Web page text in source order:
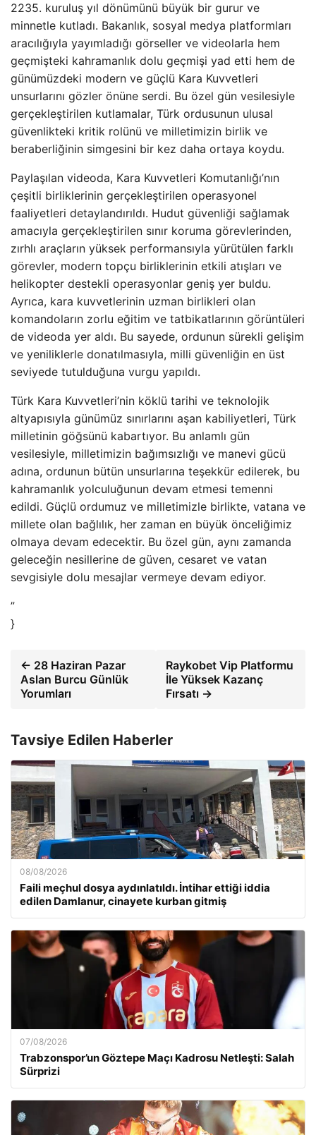
2235. kuruluş yıl dönümünü büyük bir gurur ve
minnetle kutladı. Bakanlık, sosyal medya platformları
aracılığıyla yayımladığı görseller ve videolarla hem
geçmişteki kahramanlık dolu geçmişi yad etti hem de
günümüzdeki modern ve güçlü Kara Kuvvetleri
unsurlarını gözler önüne serdi. Bu özel gün vesilesiyle
gerçekleştirilen kutlamalar, Türk ordusunun ulusal
güvenlikteki kritik rolünü ve milletimizin birlik ve
beraberliğinin simgesini bir kez daha ortaya koydu.
Paylaşılan videoda, Kara Kuvvetleri Komutanlığı’nın
çeşitli birliklerinin gerçekleştirilen operasyonel
faaliyetleri detaylandırıldı. Hudut güvenliği sağlamak
amacıyla gerçekleştirilen sınır koruma görevlerinden,
zırhlı araçların yüksek performansıyla yürütülen farklı
görevler, modern topçu birliklerinin etkili atışları ve
helikopter destekli operasyonlar geniş yer buldu.
Ayrıca, kara kuvvetlerinin uzman birlikleri olan
komandoların zorlu eğitim ve tatbikatlarının görüntüleri
de videoda yer aldı. Bu sayede, ordunun sürekli gelişim
ve yeniliklerle donatılmasıyla, milli güvenliğin en üst
seviyede tutulduğuna vurgu yapıldı.
Türk Kara Kuvvetleri’nin köklü tarihi ve teknolojik
altyapısıyla günümüz sınırlarını aşan kabiliyetleri, Türk
milletinin göğsünü kabartıyor. Bu anlamlı gün
vesilesiyle, milletimizin bağımsızlığı ve manevi gücü
adına, ordunun bütün unsurlarına teşekkür edilerek, bu
kahramanlık yolculuğunun devam etmesi temenni
edildi. Güçlü ordumuz ve milletimizle birlikte, vatana ve
millete olan bağlılık, her zaman en büyük önceliğimiz
olmaya devam edecektir. Bu özel gün, aynı zamanda
geleceğin nesillerine de güven, cesaret ve vatan
sevgisiyle dolu mesajlar vermeye devam ediyor.
”
}
← 28 Haziran Pazar
Aslan Burcu Günlük
Yorumları
Raykobet Vip Platformu
İle Yüksek Kazanç
Fırsatı →
Tavsiye Edilen Haberler
08/08/2026
Faili meçhul dosya aydınlatıldı. İntihar ettiği iddia
edilen Damlanur, cinayete kurban gitmiş
07/08/2026
Trabzonspor’un Göztepe Maçı Kadrosu Netleşti: Salah
Sürprizi